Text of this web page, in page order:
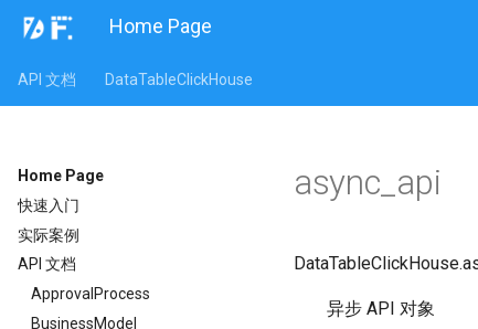
Home Page
API 文档 DataTableClickHouse
Home Page
快速入门
实际案例
API 文档
ApprovalProcess
BusinessModel
async_api
DataTableClickHouse.
异步 API 对象